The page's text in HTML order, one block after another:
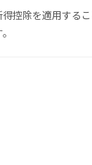
控除を適用する